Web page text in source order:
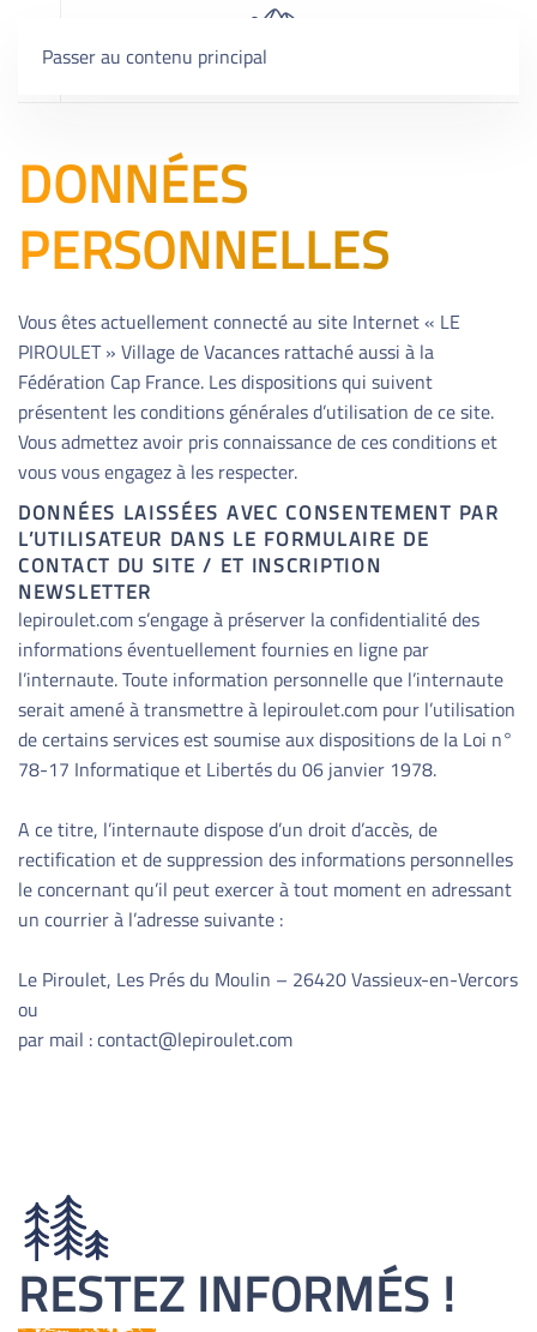
Passer au contenu principal
DONNÉES
PERSONNELLES
Vous êtes actuellement connecté au site Internet « LE
PIROULET » Village de Vacances rattaché aussi à la
Fédération Cap France. Les dispositions qui suivent
présentent les conditions générales d’utilisation de ce site.
Vous admettez avoir pris connaissance de ces conditions et
vous vous engagez à les respecter.
DONNÉES LAISSÉES AVEC CONSENTEMENT PAR
L’UTILISATEUR DANS LE FORMULAIRE DE
CONTACT DU SITE / ET INSCRIPTION
NEWSLETTER
lepiroulet.com s’engage à préserver la confidentialité des
informations éventuellement fournies en ligne par
l’internaute. Toute information personnelle que l’internaute
serait amené à transmettre à lepiroulet.com pour l’utilisation
de certains services est soumise aux dispositions de la Loi n°
78-17 Informatique et Libertés du 06 janvier 1978.
A ce titre, l’internaute dispose d’un droit d’accès, de
rectification et de suppression des informations personnelles
le concernant qu’il peut exercer à tout moment en adressant
un courrier à l’adresse suivante :
Le Piroulet, Les Prés du Moulin – 26420 Vassieux-en-Vercors
ou
par mail : contact@lepiroulet.com
RESTEZ INFORMÉS !